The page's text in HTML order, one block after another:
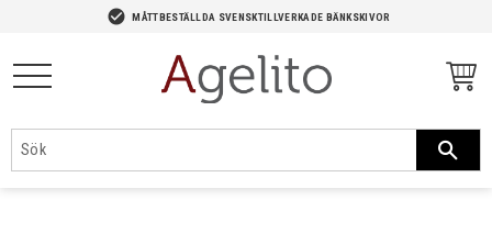
check_circle MÅTTBESTÄLLDA SVENSKTILLVERKADE BÄNKSKIVOR